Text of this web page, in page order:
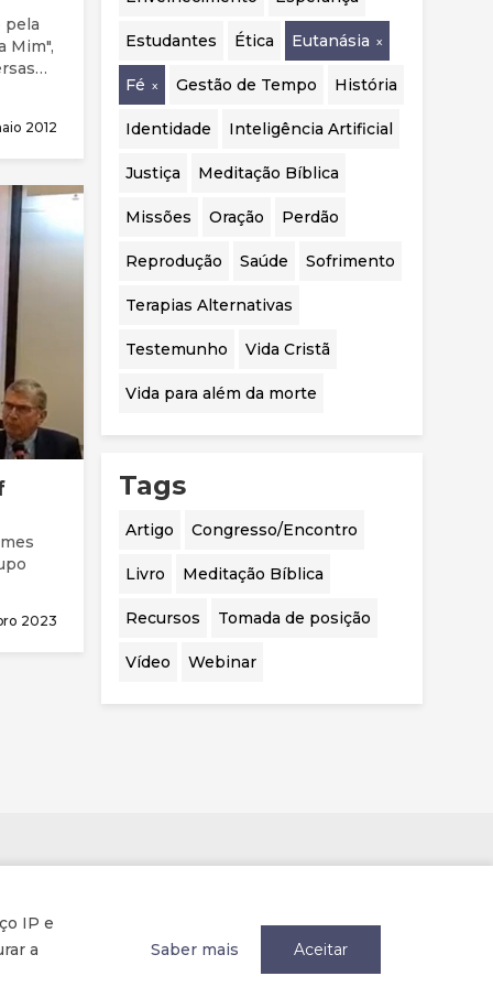
IP e
a
Saber mais Aceitar
pela
Mim",
2012
2023
Estudantes Ética Eutanásia
Fé Gestão de Tempo História
Identidade Inteligência Artificial
Justiça Meditação Bíblica
Missões Oração Perdão
Reprodução Saúde Sofrimento
Terapias Alternativas
Testemunho Vida Cristã
Vida para além da morte
Tags
Artigo Congresso/Encontro
Livro Meditação Bíblica
Recursos Tomada de posição
Vídeo Webinar